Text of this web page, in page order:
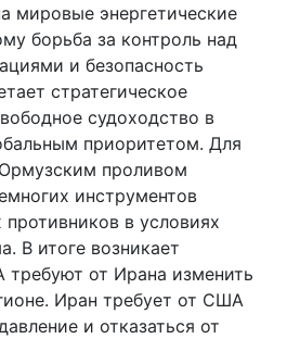
мировые энергетические
борьба за контроль над
и безопасность
стратегическое
судоходство в
приоритетом. Для
проливом
инструментов
в условиях
В итоге возникает
от Ирана изменить
Иран требует от США
и отказаться от